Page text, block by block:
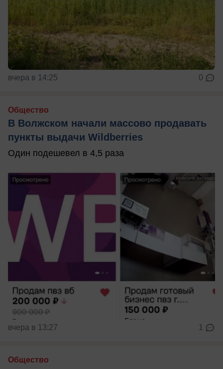
вчера в 14:25 0
Общество
В Волжском начали массово продавать
пункты выдачи Wildberries
Один подешевел в 4,5 раза
вчера в 13:27 1
Общество